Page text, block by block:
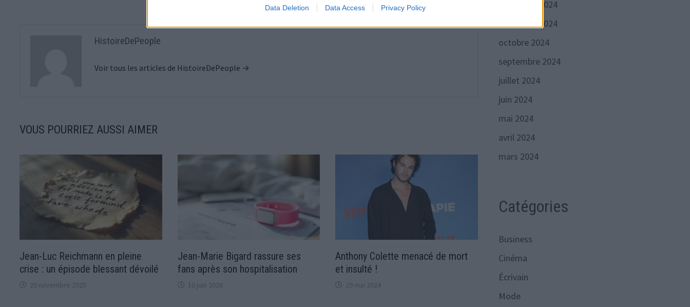
Data Deletion Data Access Privacy Policy
HistoireDePeople
Voir tous les articles de HistoireDePeople →
VOUS POURRIEZ AUSSI AIMER
Jean-Luc Reichmann en pleine
crise : un épisode blessant dévoilé
20 novembre 2025
Jean-Marie Bigard rassure ses
fans après son hospitalisation
10 juin 2026
Anthony Colette menacé de mort
et insulté !
29 mai 2024
décembre 2024
novembre 2024
octobre 2024
septembre 2024
juillet 2024
juin 2024
mai 2024
avril 2024
mars 2024
Catégories
Business
Cinéma
Écrivain
Mode